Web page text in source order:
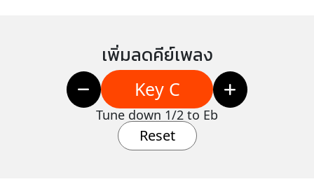
เพิ่มลดคีย์เพลง
Key C
Tune down 1/2 to Eb
Reset